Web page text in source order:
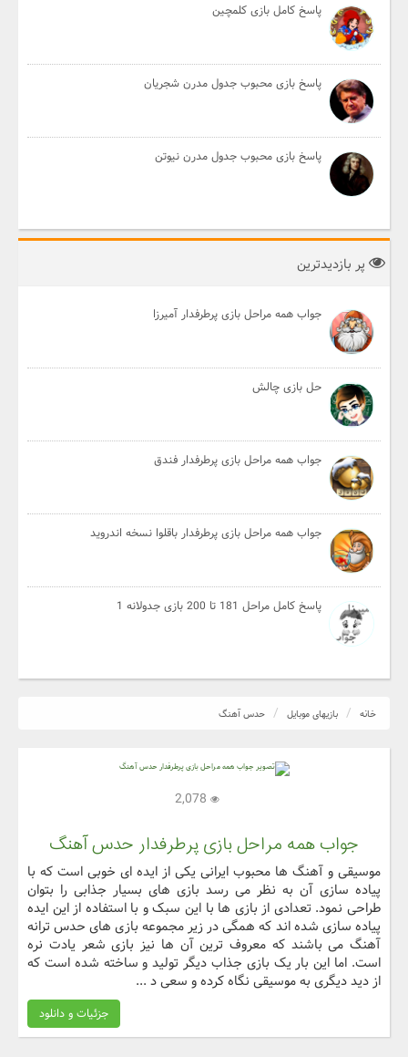
پاسخ کامل بازی کلمچین
پاسخ بازی محبوب جدول مدرن شجریان
پاسخ بازی محبوب جدول مدرن نیوتن
پر بازدیدترین
جواب همه مراحل بازی پرطرفدار آمیرزا
حل بازی چالش
جواب همه مراحل بازی پرطرفدار فندق
جواب همه مراحل بازی پرطرفدار باقلوا نسخه اندروید
پاسخ کامل مراحل 181 تا 200 بازی جدولانه 1
خانه بازیهای موبایل حدس آهنگ
جواب همه مراحل بازی پرطرفدار حدس آهنگ
موسیقی و آهنگ ها محبوب ایرانی یکی از ایده ای خوبی است که با
پیاده سازی آن به نظر می رسد بازی های بسیار جذابی را بتوان
طراحی نمود. تعدادی از بازی ها با این سبک و با استفاده از این ایده
پیاده سازی شده اند که همگی در زیر مجموعه بازی های حدس ترانه
آهنگ می باشند که معروف ترین آن ها نیز بازی شعر یادت نره
است. اما این بار یک بازی جذاب دیگر تولید و ساخته شده است که
از دید دیگری به موسیقی نگاه کرده و سعی د ...
جزئیات و دانلود